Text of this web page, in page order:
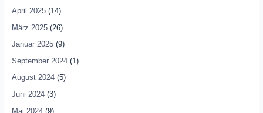
April 2025(14)
März 2025(26)
Januar 2025(9)
September 2024(1)
August 2024(5)
Juni 2024(3)
Mai 2024(9)